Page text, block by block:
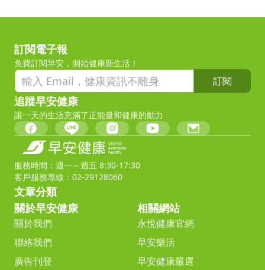
訂閱電子報
免費訂閱早安，開始健康新生活！
訂閱
追蹤早安健康
讓一天的生活充滿了正能量和健康的動力
服務時間：週一～週五 8:30-17:30
客戶服務專線：02-29128060
文章分類
關於早安健康
關於我們
聯絡我們
廣告刊登
相關網站
永悅健康官網
早安樂活
早安健康嚴選